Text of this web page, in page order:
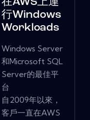
行Windows
Workloads
Windows Server
和Microsoft SQL
Server的最佳平
台
自2009年以來，
客戶一直在AWS